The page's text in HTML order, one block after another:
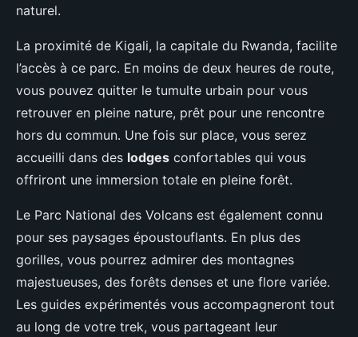
naturel.
La proximité de Kigali, la capitale du Rwanda, facilite
l’accès à ce parc. En moins de deux heures de route,
vous pouvez quitter le tumulte urbain pour vous
retrouver en pleine nature, prêt pour une rencontre
hors du commun. Une fois sur place, vous serez
accueilli dans des lodges confortables qui vous
offriront une immersion totale en pleine forêt.
Le Parc National des Volcans est également connu
pour ses paysages époustouflants. En plus des
gorilles, vous pourrez admirer des montagnes
majestueuses, des forêts denses et une flore variée.
Les guides expérimentés vous accompagneront tout
au long de votre trek, vous partageant leur